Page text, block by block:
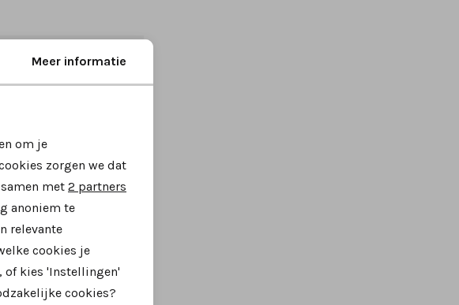
SALE
cookies
Meer informatie
om je
zorgen we dat
met 2 partners
anoniem te
relevante
cookies je
of kies 'Instellingen'
cookies?